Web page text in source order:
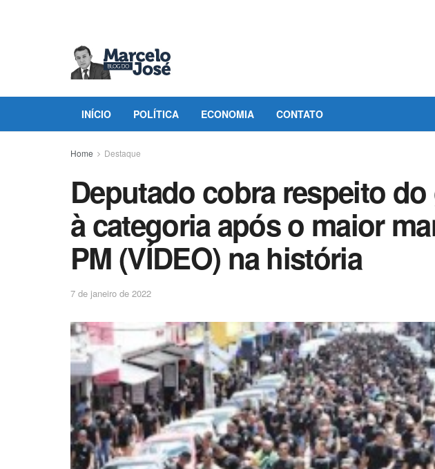
INÍCIO POLÍTICA ECONOMIA CONTATO
Home Destaque
Deputado cobra respeito
à categoria após o maior
PM (VÍDEO) na história
7 de janeiro de 2022